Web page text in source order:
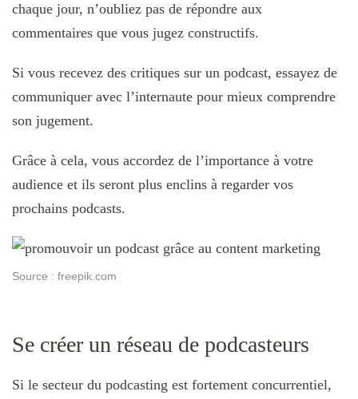
chaque jour, n’oubliez pas de répondre aux
commentaires que vous jugez constructifs.
Si vous recevez des critiques sur un podcast, essayez de
communiquer avec l’internaute pour mieux comprendre
son jugement.
Grâce à cela, vous accordez de l’importance à votre
audience et ils seront plus enclins à regarder vos
prochains podcasts.
Source : freepik.com
Se créer un réseau de podcasteurs
Si le secteur du podcasting est fortement concurrentiel,